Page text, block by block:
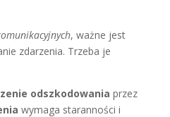
, ważne jest
zdarzenia. Trzeba je
odszkodowania przez
wymaga staranności i